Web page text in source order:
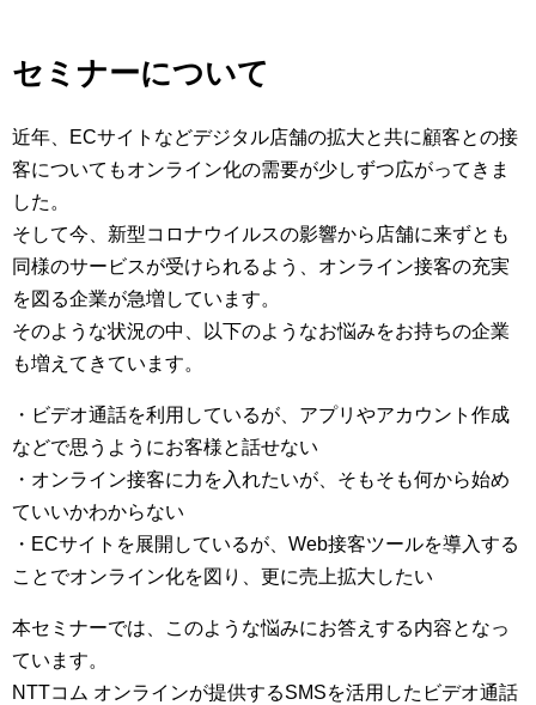
セミナーについて
近年、ECサイトなどデジタル店舗の拡大と共に顧客との接
客についてもオンライン化の需要が少しずつ広がってきま
した。
そして今、新型コロナウイルスの影響から店舗に来ずとも
同様のサービスが受けられるよう、オンライン接客の充実
を図る企業が急増しています。
そのような状況の中、以下のようなお悩みをお持ちの企業
も増えてきています。
・ビデオ通話を利用しているが、アプリやアカウント作成
などで思うようにお客様と話せない
・オンライン接客に力を入れたいが、そもそも何から始め
ていいかわからない
・ECサイトを展開しているが、Web接客ツールを導入する
ことでオンライン化を図り、更に売上拡大したい
本セミナーでは、このような悩みにお答えする内容となっ
ています。
NTTコム オンラインが提供するSMSを活用したビデオ通話